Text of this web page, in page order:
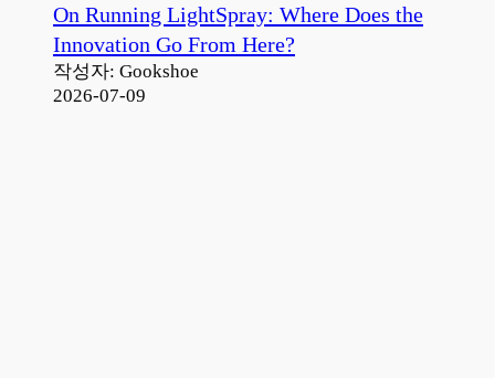
On Running LightSpray: Where Does the
Innovation Go From Here?
작성자: Gookshoe
2026-07-09